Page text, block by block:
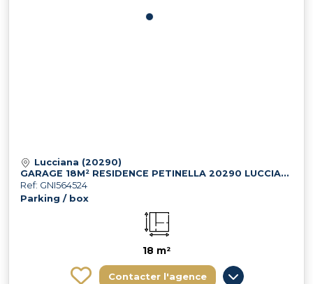
Lucciana (20290)
GARAGE 18M² RESIDENCE PETINELLA 20290 LUCCIANA
Ref: GNI564524
Parking / box
18 m²
Contacter l'agence